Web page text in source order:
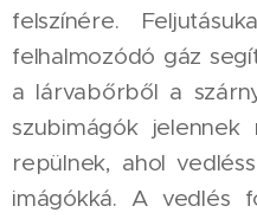
felszínére.
felhalmozódó gáz
a lárvabőrből a
szubimágók
repülnek, ahol
imágókká. A vedlés